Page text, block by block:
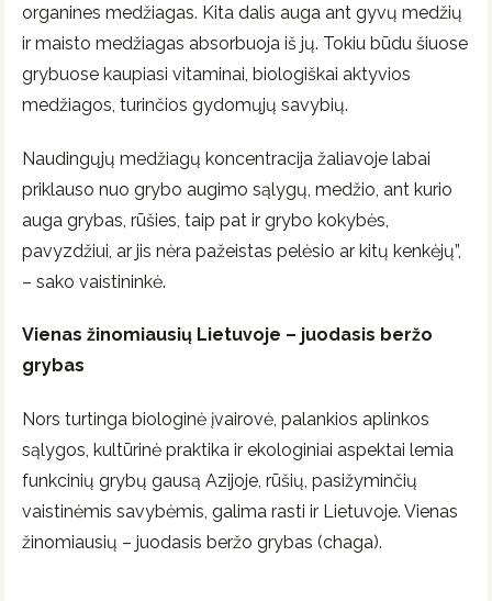
organines medžiagas. Kita dalis auga ant gyvų medžių
ir maisto medžiagas absorbuoja iš jų. Tokiu būdu šiuose
grybuose kaupiasi vitaminai, biologiškai aktyvios
medžiagos, turinčios gydomųjų savybių.
Naudingųjų medžiagų koncentracija žaliavoje labai
priklauso nuo grybo augimo sąlygų, medžio, ant kurio
auga grybas, rūšies, taip pat ir grybo kokybės,
pavyzdžiui, ar jis nėra pažeistas pelėsio ar kitų kenkėjų”,
– sako vaistininkė.
Vienas žinomiausių Lietuvoje – juodasis beržo
grybas
Nors turtinga biologinė įvairovė, palankios aplinkos
sąlygos, kultūrinė praktika ir ekologiniai aspektai lemia
funkcinių grybų gausą Azijoje, rūšių, pasižyminčių
vaistinėmis savybėmis, galima rasti ir Lietuvoje. Vienas
žinomiausių – juodasis beržo grybas (chaga).